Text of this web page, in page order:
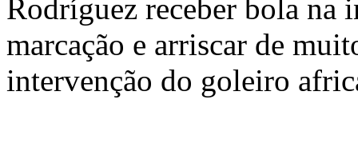
Rodríguez receber bola na
marcação e arriscar de
intervenção do goleiro